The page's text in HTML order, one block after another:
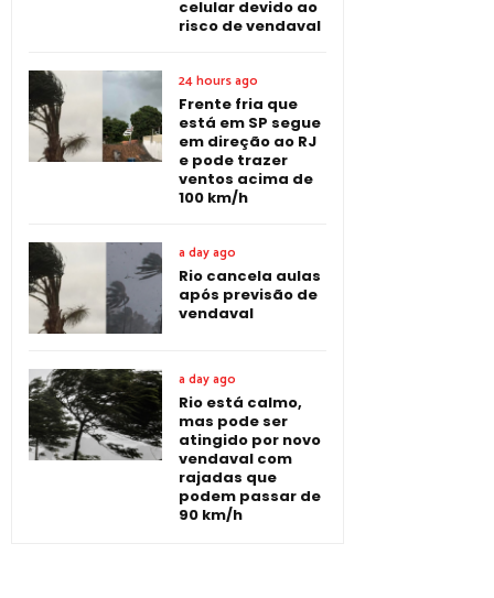
celular devido ao
risco de vendaval
24 hours ago
Frente fria que
está em SP segue
em direção ao RJ
e pode trazer
ventos acima de
100 km/h
a day ago
Rio cancela aulas
após previsão de
vendaval
a day ago
Rio está calmo,
mas pode ser
atingido por novo
vendaval com
rajadas que
podem passar de
90 km/h